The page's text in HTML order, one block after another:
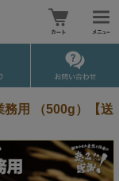
務用 （500g）【送